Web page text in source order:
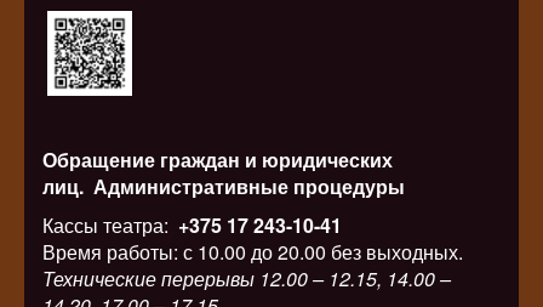
Обращение граждан и юридических
лиц. Административные процедуры
Кассы театра: +375 17 243-10-41
Время работы: с 10.00 до 20.00 без выходных.
Технические перерывы 12.00 – 12.15, 14.00 –